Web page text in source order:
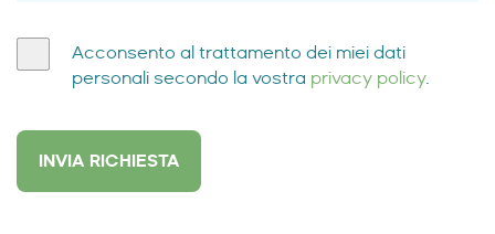
Acconsento al trattamento dei miei dati
personali secondo la vostra privacy policy.
INVIA RICHIESTA